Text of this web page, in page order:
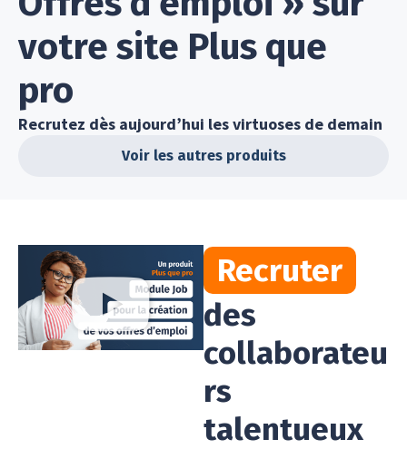
votre site Plus que
pro
Recrutez dès aujourd’hui les virtuoses de demain
Voir les autres produits
Recruter
des
collaborateu
rs
talentueux